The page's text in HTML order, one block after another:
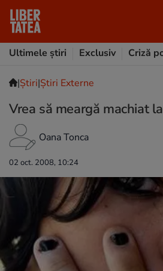
Ultimele știri
Exclusiv Criză
|Ştiri|Știri Externe
Vrea să meargă machiat
Oana Tonca
02 oct. 2008, 10:24